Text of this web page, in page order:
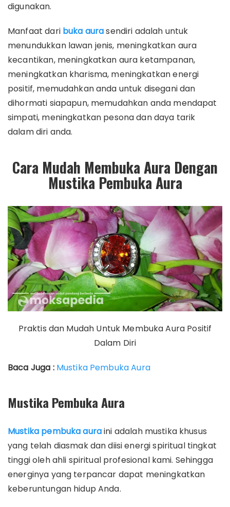
digunakan.
Manfaat dari buka aurasendiri adalah untuk
menundukkan lawan jenis, meningkatkan aura
kecantikan, meningkatkan aura ketampanan,
meningkatkan kharisma, meningkatkan energi
positif, memudahkan anda untuk disegani dan
dihormati siapapun, memudahkan anda mendapat
simpati, meningkatkan pesona dan daya tarik
dalam diri anda.
Cara Mudah Membuka Aura Dengan
Mustika Pembuka Aura
Praktis dan Mudah Untuk Membuka Aura Positif
Dalam Diri
Baca Juga : Mustika Pembuka Aura
Mustika Pembuka Aura
Mustika pembuka auraini adalah mustika khusus
yang telah diasmak dan diisi energi spiritual tingkat
tinggi oleh ahli spiritual profesional kami. Sehingga
energinya yang terpancar dapat meningkatkan
keberuntungan hidup Anda.